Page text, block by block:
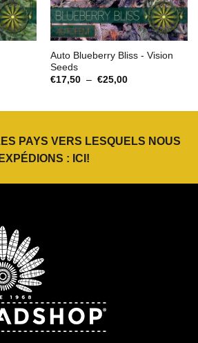
Auto Blueberry Bliss - Vision
Seeds
€17,50 – €25,00Plage
PAYS VERS LESQUELS NOUS
EXPÉDIONS : ICI !